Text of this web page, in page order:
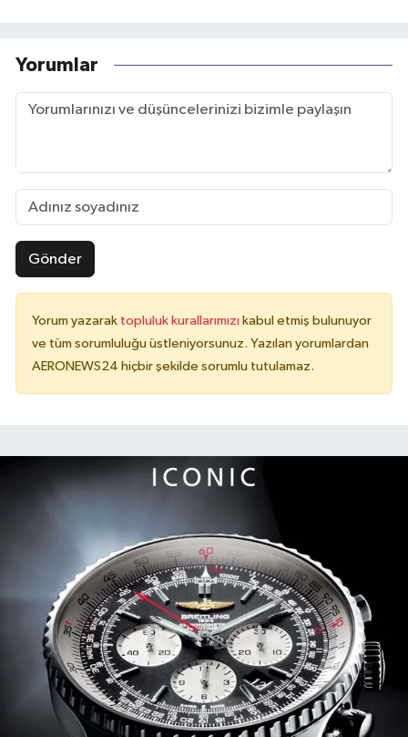
Yorumlar
Gönder
Yorum yazarak topluluk kurallarımızı kabul etmiş bulunuyor
ve tüm sorumluluğu üstleniyorsunuz. Yazılan yorumlardan
AERONEWS24 hiçbir şekilde sorumlu tutulamaz.